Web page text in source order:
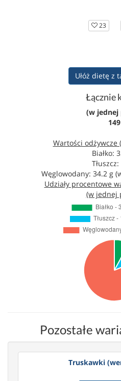
23
Ułóż dietę z
Łącznie
(w jednej
149
Wartości
Białko:
Węglowodany: 34.2 g
Udziały procentowe
(w jednej
Pozostałe
Truskawki